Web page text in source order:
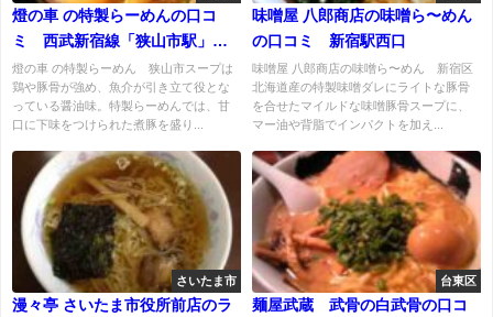
燈の車 の特製らーめんの口コ
ミ 西武新宿線「狭山市駅」東
口から徒歩２０分ほど
燈の車 の特製らーめん 狭山市スープは
鶏や豚骨が強め、魚介が引き立て役とな
っている醤油味。特製らーめんでは、甘
口に下味をつけられた煮豚を盛り...
味噌屋 八郎商店の味噌ら〜めん
の口コミ 新宿駅西口
味噌屋 八郎商店の味噌ら〜めん 新宿区
北海道産の特製味噌ダレにライトな豚骨
を合せたマイルドな味噌豚骨スープに、
マー油や背脂でインパクトを加え...
さいたま市
漫々亭 さいたま市役所前店のラ
台東区
麺屋武蔵 武骨の白武骨の口コ